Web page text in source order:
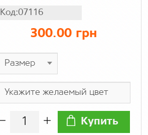
мужская легкая
трикотажная футболка,
цвет зеленый меланж
Код:07116
300.00 грн
Купить